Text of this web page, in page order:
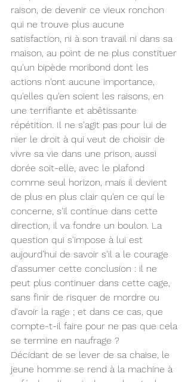
raison, de devenir ce vieux ronchon
qui ne trouve plus aucune
satisfaction, ni à son travail ni dans sa
maison, au point de ne plus constituer
qu'un bipède moribond dont les
actions n'ont aucune importance,
qu'elles qu'en soient les raisons, en
une terrifiante et abêtissante
répétition. Il ne s'agit pas pour lui de
nier le droit à qui veut de choisir de
vivre sa vie dans une prison, aussi
dorée soit-elle, avec le plafond
comme seul horizon, mais il devient
de plus en plus clair qu'en ce qui le
concerne, s'il continue dans cette
direction, il va fondre un boulon. La
question qui s'impose à lui est
aujourd’hui de savoir s'il a le courage
d'assumer cette conclusion : il ne
peut plus continuer dans cette cage,
sans finir de risquer de mordre ou
d'avoir la rage ; et dans ce cas, que
compte-t-il faire pour ne pas que cela
se termine en naufrage ?
Décidant de se lever de sa chaise, le
jeune homme se rend à la machine à